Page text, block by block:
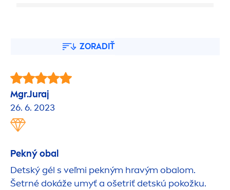
ZORADIŤ
Mgr.Juraj
26. 6. 2023
Pekný obal
Detský gél s veľmi pekným hravým obalom.
Šetrné dokáže umyť a ošetriť detskú pokožku.